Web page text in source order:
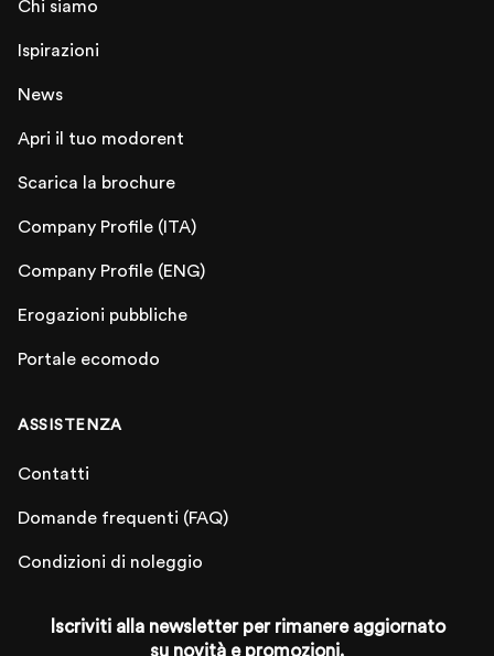
Chi siamo
Ispirazioni
News
Apri il tuo modorent
Scarica la brochure
Company Profile (ITA)
Company Profile (ENG)
Erogazioni pubbliche
Portale ecomodo
ASSISTENZA
Contatti
Domande frequenti (FAQ)
Condizioni di noleggio
Iscriviti alla newsletter per rimanere aggiornato
su novità e promozioni.